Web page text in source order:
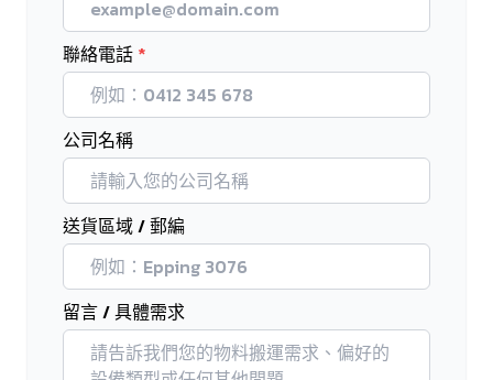
聯絡電話 *
公司名稱
送貨區域 / 郵編
留言 / 具體需求